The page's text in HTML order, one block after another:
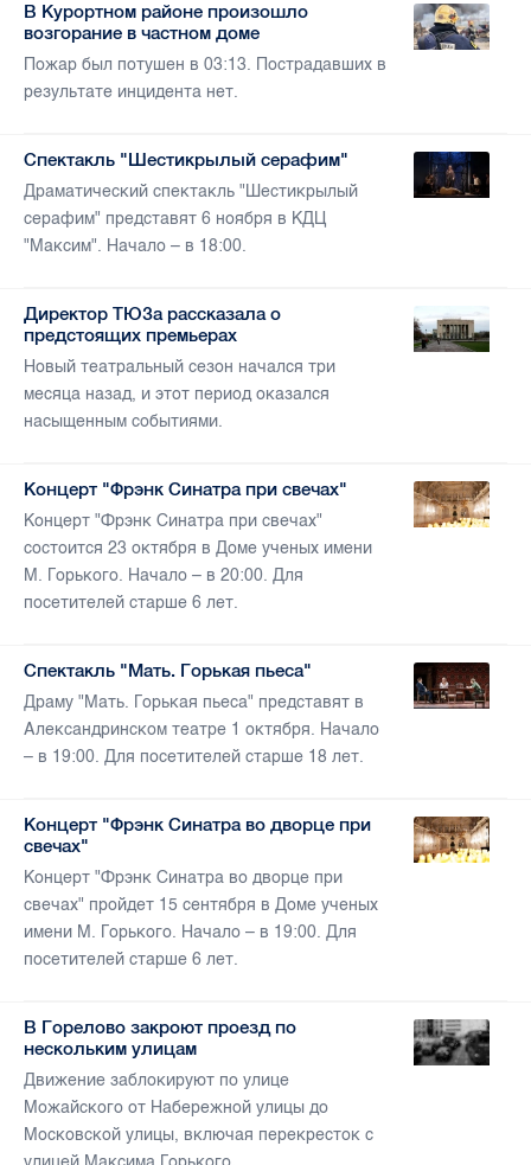
В Курортном районе произошло
возгорание в частном доме
Пожар был потушен в 03:13. Пострадавших в
результате инцидента нет.
Спектакль "Шестикрылый серафим"
Драматический спектакль "Шестикрылый
серафим" представят 6 ноября в КДЦ
"Максим". Начало – в 18:00.
Директор ТЮЗа рассказала о
предстоящих премьерах
Новый театральный сезон начался три
месяца назад, и этот период оказался
насыщенным событиями.
Концерт "Фрэнк Синатра при свечах"
Концерт "Фрэнк Синатра при свечах"
состоится 23 октября в Доме ученых имени
М. Горького. Начало – в 20:00. Для
посетителей старше 6 лет.
Спектакль "Мать. Горькая пьеса"
Драму "Мать. Горькая пьеса" представят в
Александринском театре 1 октября. Начало
– в 19:00. Для посетителей старше 18 лет.
Концерт "Фрэнк Синатра во дворце при
свечах"
Концерт "Фрэнк Синатра во дворце при
свечах" пройдет 15 сентября в Доме ученых
имени М. Горького. Начало – в 19:00. Для
посетителей старше 6 лет.
В Горелово закроют проезд по
нескольким улицам
Движение заблокируют по улице
Можайского от Набережной улицы до
Московской улицы, включая перекресток с